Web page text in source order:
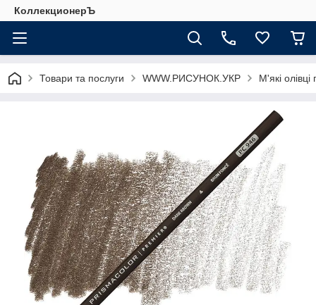
КоллекционерЪ
Товари та послуги WWW.РИСУНОК.УКР М'які